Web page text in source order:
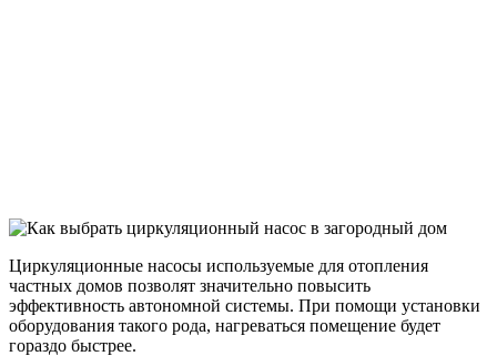
Циркуляционные насосы используемые для отопления
частных домов позволят значительно повысить
эффективность автономной системы. При помощи установки
оборудования такого рода, нагреваться помещение будет
гораздо быстрее.